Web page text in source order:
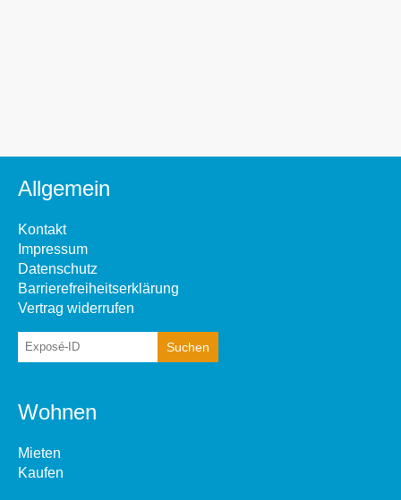
Allgemein
Kontakt
Impressum
Datenschutz
Barrierefreiheitserklärung
Vertrag widerrufen
Wohnen
Mieten
Kaufen